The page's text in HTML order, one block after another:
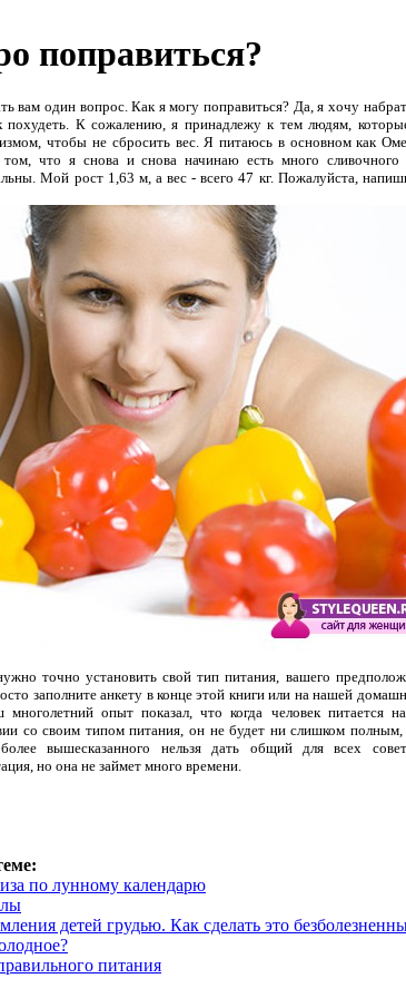
поправиться?
вам один вопрос. Как я могу поправиться? Да, я хочу
похудеть. К сожалению, я принадлежу к тем людям,
чтобы не сбросить вес. Я питаюсь в основном как
том, что я снова и снова начинаю есть много
Мой рост 1,63 м, а вес - всего 47 кг. Пожалуйста,
точно установить свой тип питания, вашего
заполните анкету в конце этой книги или на нашей
опыт показал, что когда человек питается
со своим типом питания, он не будет ни слишком
вышесказанного нельзя дать общий для всех
но она не займет много времени.
по лунному календарю
детей грудью. Как сделать это
питания